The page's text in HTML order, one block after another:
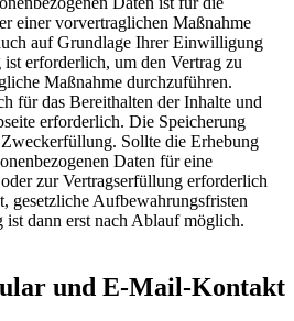
einer vorvertraglichen Maßnahme
auf Grundlage Ihrer Einwilligung
erforderlich, um den Vertrag zu
Maßnahme durchzuführen.
für das Bereithalten der Inhalte und
erforderlich. Die Speicherung
Sollte die Erhebung
Daten für eine
zur Vertragserfüllung erforderlich
gesetzliche Aufbewahrungsfristen
dann erst nach Ablauf möglich.
und E-Mail-Kontakt